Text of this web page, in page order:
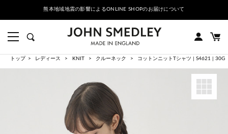
熊本地域地震の影響によるONLINE SHOPのお届けについて
トップ レディース KNIT クルーネック コットンニットTシャツ | S4621 | 30G